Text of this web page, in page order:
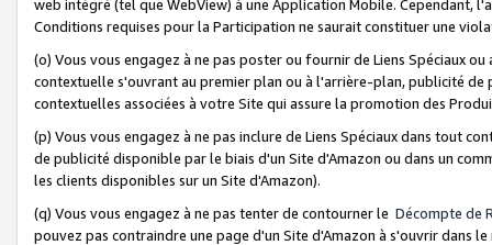
web intégré (tel que WebView) à une Application Mobile. Cependant,
Conditions requises pour la Participation ne saurait constituer une
(o) Vous vous engagez à ne pas poster ou fournir de Liens Spéciaux
contextuelle s'ouvrant au premier plan ou à l'arrière-plan, publicité
contextuelles associées à votre Site qui assure la promotion des
(p) Vous vous engagez à ne pas inclure de Liens Spéciaux dans tout
de publicité disponible par le biais d'un Site d'Amazon ou dans un
les clients disponibles sur un Site d'Amazon).
(q) Vous vous engagez à ne pas tenter de contourner le Décompte de
pouvez pas contraindre une page d'un Site d'Amazon à s'ouvrir dans